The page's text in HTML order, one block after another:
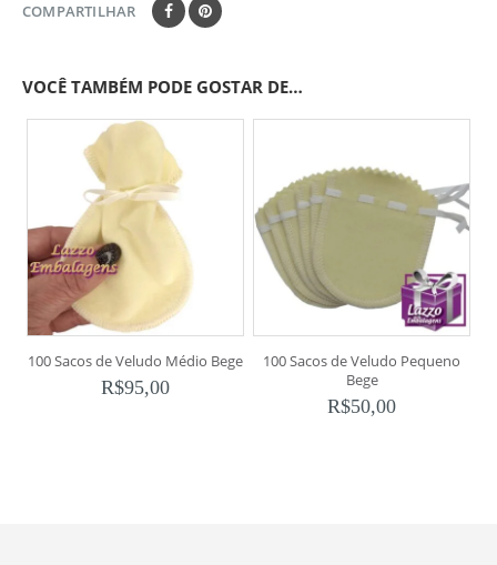
COMPARTILHAR
VOCÊ TAMBÉM PODE GOSTAR DE…
100 Sacos de Veludo Médio Bege
R$95,00
100 Sacos de Veludo Pequeno
Bege
R$50,00